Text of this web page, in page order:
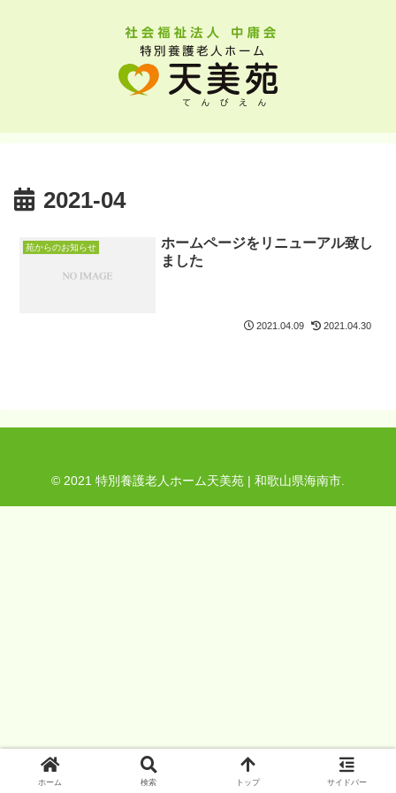
2021-04
苑からのお知らせ
ホームページをリニューアル致し
ました
2021.04.09 2021.04.30
© 2021 特別養護老人ホーム天美苑 | 和歌山県海南市.
ホーム 検索 トップ サイドバー